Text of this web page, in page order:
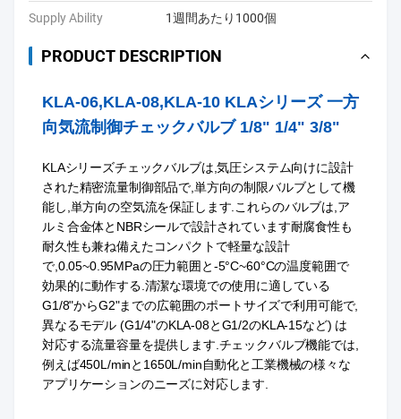
Supply Ability 1週間あたり1000個
PRODUCT DESCRIPTION
KLA-06,KLA-08,KLA-10 KLAシリーズ 一方
向気流制御チェックバルブ 1/8" 1/4" 3/8"
KLAシリーズチェックバルブは,気圧システム向けに設計
された精密流量制御部品で,単方向の制限バルブとして機
能し,単方向の空気流を保証します.これらのバルブは,ア
ルミ合金体とNBRシールで設計されています耐腐食性も
耐久性も兼ね備えたコンパクトで軽量な設計
で,0.05~0.95MPaの圧力範囲と-5°C~60°Cの温度範囲で
効果的に動作する.清潔な環境での使用に適している
G1/8"からG2"までの広範囲のポートサイズで利用可能で,
異なるモデル (G1/4"のKLA-08とG1/2のKLA-15など) は
対応する流量容量を提供します.チェックバルブ機能では,
例えば450L/minと1650L/min自動化と工業機械の様々な
アプリケーションのニーズに対応します.